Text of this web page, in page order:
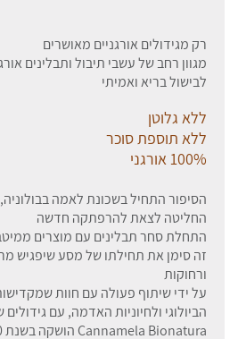
רק מגידולים אורגניים מאושרים
מגוון רחב של עשבי תיבול ותבלינים
לבישול בריא ואמיתי
ללא גלוטן
ללא תוספת סוכר
100% אורגני
הסיפור התחיל בשכונת לאמה
החליטה לצאת להרפתקה חדשה
התחלת סחר תבלינים עם מוצרים
זה סימן את תחילתו של מסע שיפגיש
ורחוקות
על ידי שיתוף פעולה עם חוות
הביולוגי ולחיוניות האדמה, עם